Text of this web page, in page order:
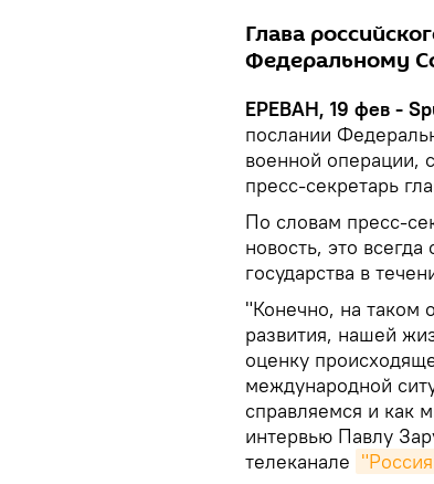
Глава
Федеральному
ЕРЕВАН, 19 фев -
послании
военной операции,
пресс-секретарь
По словам пресс-
новость, это
государства в
"Конечно, на таком
развития, нашей
оценку
международной
справляемся и как
интервью Павлу
телеканале